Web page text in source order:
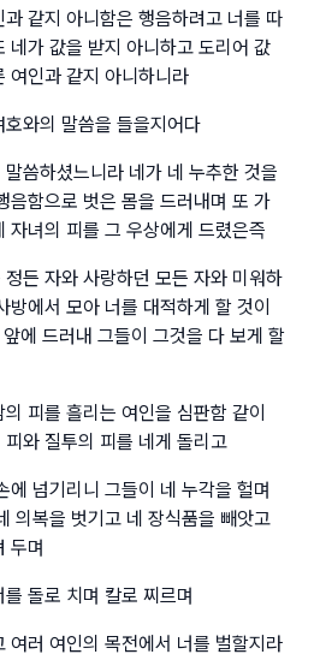
같지 아니함은 행음하려고 너를 따
네가 값을 받지 아니하고 도리어 값
여인과 같지 아니하니라
와의 말씀을 들을지어다
씀하셨느니라 네가 네 누추한 것을
음함으로 벗은 몸을 드러내며 또 가
자녀의 피를 그 우상에게 드렸은즉
든 자와 사랑하던 모든 자와 미워하
방에서 모아 너를 대적하게 할 것이
에 드러내 그들이 그것을 다 보게 할
피를 흘리는 여인을 심판함 같이
와 질투의 피를 네게 돌리고
에 넘기리니 그들이 네 누각을 헐며
의복을 벗기고 네 장식품을 빼앗고
두며
돌로 치며 칼로 찌르며
여러 여인의 목전에서 너를 벌할지라